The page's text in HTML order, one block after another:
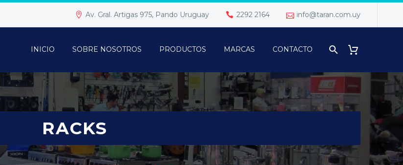
Av. Gral. Artigas 975, Pando Uruguay 2292 2164 info@taran.com.uy
INICIO SOBRE NOSOTROS PRODUCTOS MARCAS CONTACTO
RACKS